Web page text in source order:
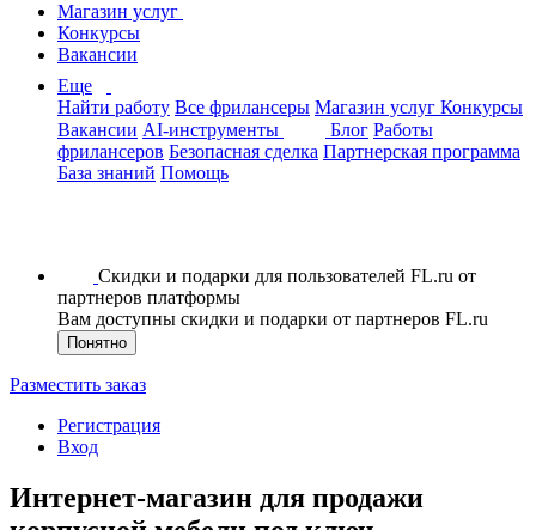
Магазин услуг
Конкурсы
Вакансии
Еще
Найти работу Все фрилансеры Магазин услуг Конкурсы
Вакансии AI-инструменты Блог Работы
фрилансеров Безопасная сделка Партнерская программа
База знаний Помощь
Скидки и подарки для пользователей FL.ru от
партнеров платформы
Вам доступны скидки и подарки от партнеров FL.ru
Понятно
Разместить заказ
Регистрация
Вход
Интернет-магазин для продажи